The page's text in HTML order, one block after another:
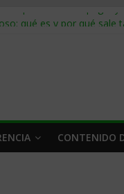
empresas: cómo pagar y
en la cadena de
de EE. UU.: cómo
CONTENIDO